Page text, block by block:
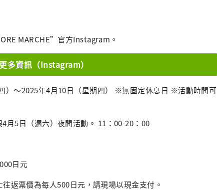
MARCHE”官方Instagram。
更多資訊（Instagram）
）～2025年4月10日（星期四） ※無固定休息日 ※活動時間可
月5日（週六）夜間活動。 11：00-20：00
日元
返票價為每人500日元，請現場以現金支付。